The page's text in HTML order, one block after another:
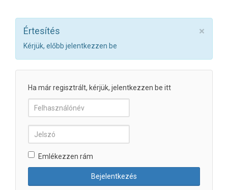
×
Értesítés
Kérjük, előbb jelentkezzen be
Ha már regisztrált, kérjük, jelentkezzen be itt
Emlékezzen rám